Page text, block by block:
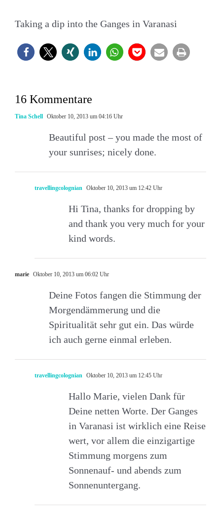
Taking a dip into the Ganges in Varanasi
16 Kommentare
Tina Schell Oktober 10, 2013 um 04:16 Uhr
Beautiful post – you made the most of
your sunrises; nicely done.
travellingcolognian Oktober 10, 2013 um 12:42 Uhr
Hi Tina, thanks for dropping by
and thank you very much for your
kind words.
marie Oktober 10, 2013 um 06:02 Uhr
Deine Fotos fangen die Stimmung der
Morgendämmerung und die
Spiritualität sehr gut ein. Das würde
ich auch gerne einmal erleben.
travellingcolognian Oktober 10, 2013 um 12:45 Uhr
Hallo Marie, vielen Dank für
Deine netten Worte. Der Ganges
in Varanasi ist wirklich eine Reise
wert, vor allem die einzigartige
Stimmung morgens zum
Sonnenauf- und abends zum
Sonnenuntergang.